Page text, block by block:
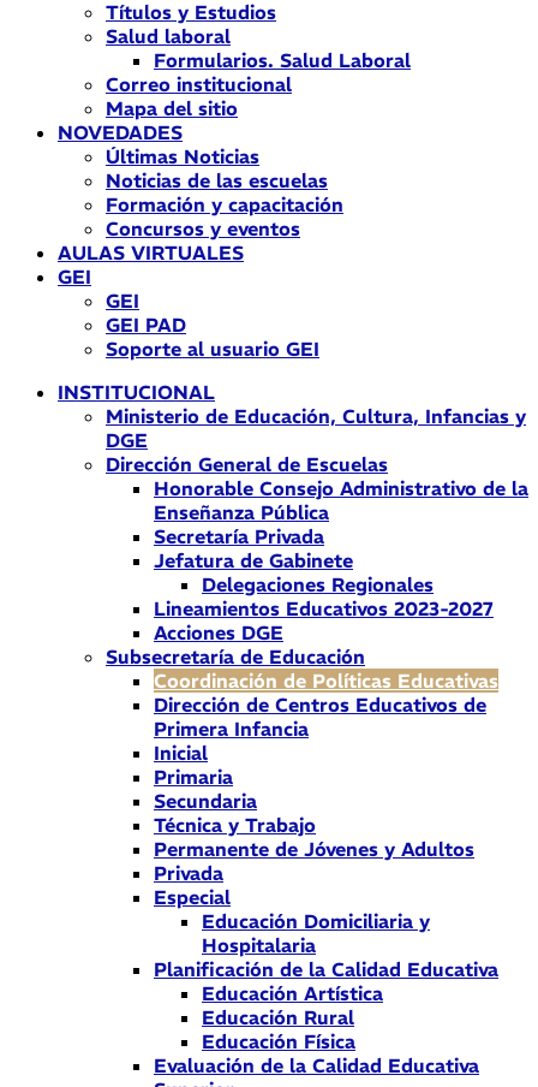
Títulos y Estudios
Salud laboral
Formularios. Salud Laboral
Correo institucional
Mapa del sitio
NOVEDADES
Últimas Noticias
Noticias de las escuelas
Formación y capacitación
Concursos y eventos
AULAS VIRTUALES
GEI
GEI
GEI PAD
Soporte al usuario GEI
INSTITUCIONAL
Ministerio de Educación, Cultura, Infancias y
DGE
Dirección General de Escuelas
Honorable Consejo Administrativo de la
Enseñanza Pública
Secretaría Privada
Jefatura de Gabinete
Delegaciones Regionales
Lineamientos Educativos 2023-2027
Acciones DGE
Subsecretaría de Educación
Coordinación de Políticas Educativas
Dirección de Centros Educativos de
Primera Infancia
Inicial
Primaria
Secundaria
Técnica y Trabajo
Permanente de Jóvenes y Adultos
Privada
Especial
Educación Domiciliaria y
Hospitalaria
Planificación de la Calidad Educativa
Educación Artística
Educación Rural
Educación Física
Evaluación de la Calidad Educativa